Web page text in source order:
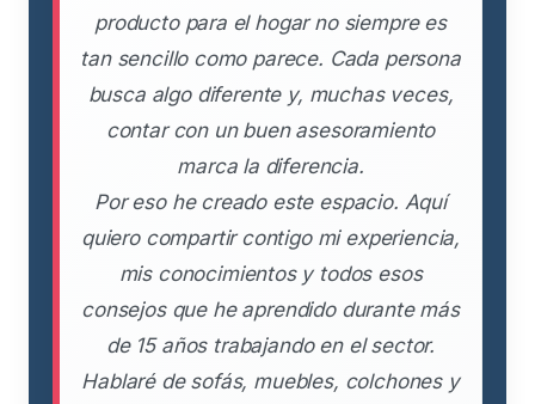
producto para el hogar no siempre es
tan sencillo como parece. Cada persona
busca algo diferente y, muchas veces,
contar con un buen asesoramiento
marca la diferencia.
Por eso he creado este espacio. Aquí
quiero compartir contigo mi experiencia,
mis conocimientos y todos esos
consejos que he aprendido durante más
de 15 años trabajando en el sector.
Hablaré de sofás, muebles, colchones y